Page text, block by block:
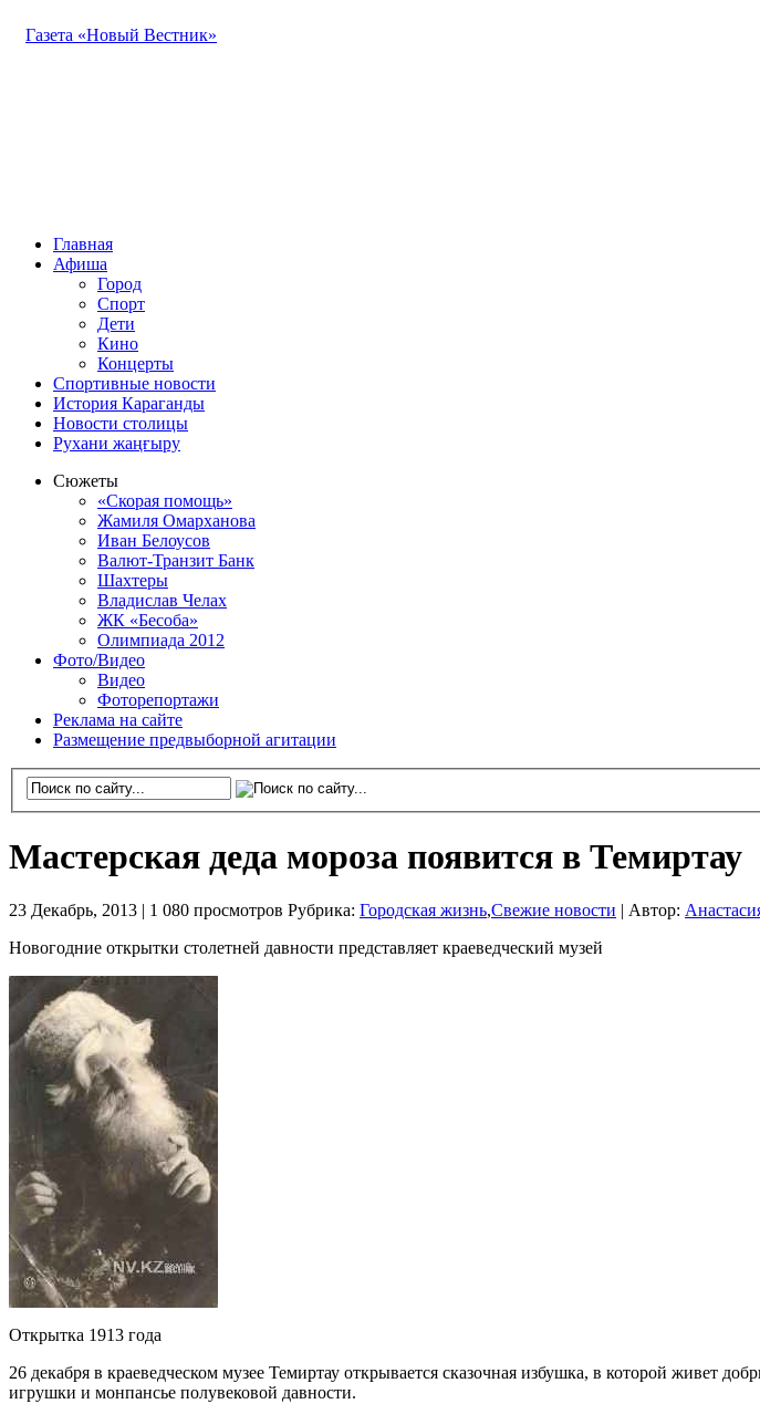
Газета «Новый Вестник»
Главная
Афиша
Город
Спорт
Дети
Кино
Концерты
Спортивные новости
История Караганды
Новости столицы
Рухани жаңғыру
Сюжеты
«Скорая помощь»
Жамиля Омарханова
Иван Белоусов
Валют-Транзит Банк
Шахтеры
Владислав Челах
ЖК «Бесоба»
Олимпиада 2012
Фото/Видео
Видео
Фоторепортажи
Реклама на сайте
Размещение предвыборной агитации
Мастерская деда мороза появится в Темиртау
23 Декабрь, 2013 | 1 080 просмотров Рубрика: Городская жизнь,Свежие новости Автор:
Новогодние открытки столетней давности представляет краеведческий музей
Открытка 1913 года
26 декабря в краеведческом музее Темиртау открывается сказочная избушка, в которой живет
игрушки и монпансье полувековой давности.